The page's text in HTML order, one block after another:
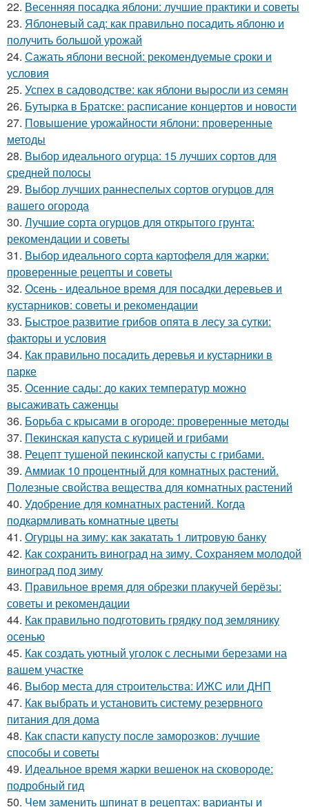
22. Весенняя посадка яблони: лучшие практики и советы
23. Яблоневый сад: как правильно посадить яблоню и
получить большой урожай
24. Сажать яблони весной: рекомендуемые сроки и
условия
25. Успех в садоводстве: как яблони выросли из семян
26. Бутырка в Братске: расписание концертов и новости
27. Повышение урожайности яблони: проверенные
методы
28. Выбор идеального огурца: 15 лучших сортов для
средней полосы
29. Выбор лучших раннеспелых сортов огурцов для
вашего огорода
30. Лучшие сорта огурцов для открытого грунта:
рекомендации и советы
31. Выбор идеального сорта картофеля для жарки:
проверенные рецепты и советы
32. Осень - идеальное время для посадки деревьев и
кустарников: советы и рекомендации
33. Быстрое развитие грибов опята в лесу за сутки:
факторы и условия
34. Как правильно посадить деревья и кустарники в
парке
35. Осенние сады: до каких температур можно
высаживать саженцы
36. Борьба с крысами в огороде: проверенные методы
37. Пекинская капуста с курицей и грибами
38. Рецепт тушеной пекинской капусты с грибами.
39. Аммиак 10 процентный для комнатных растений.
Полезные свойства вещества для комнатных растений
40. Удобрение для комнатных растений. Когда
подкармливать комнатные цветы
41. Огурцы на зиму: как закатать 1 литровую банку
42. Как сохранить виноград на зиму. Сохраняем молодой
виноград под зиму
43. Правильное время для обрезки плакучей берёзы:
советы и рекомендации
44. Как правильно подготовить грядку под землянику
осенью
45. Как создать уютный уголок с лесными березами на
вашем участке
46. Выбор места для строительства: ИЖС или ДНП
47. Как выбрать и установить систему резервного
питания для дома
48. Как спасти капусту после заморозков: лучшие
способы и советы
49. Идеальное время жарки вешенок на сковороде:
подробный гид
50. Чем заменить шпинат в рецептах: варианты и